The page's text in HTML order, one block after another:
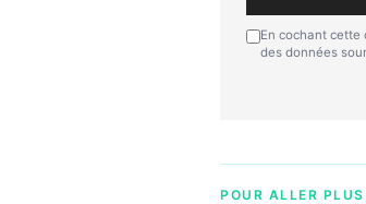
En cochant cette
des données
POUR ALLER